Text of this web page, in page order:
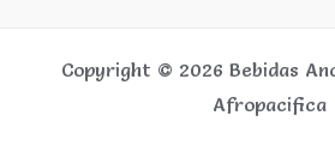
Copyright © 2026 Bebidas
Afropacifica